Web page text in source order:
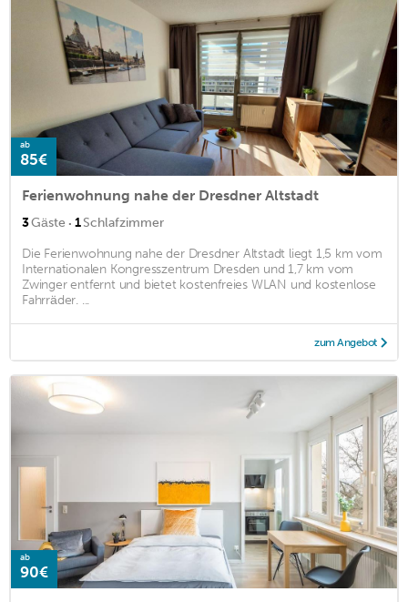
ab
85€
Ferienwohnung nahe der Dresdner Altstadt
3Gäste · 1Schlafzimmer
Die Ferienwohnung nahe der Dresdner Altstadt liegt 1,5 km vom
Internationalen Kongresszentrum Dresden und 1,7 km vom
Zwinger entfernt und bietet kostenfreies WLAN und kostenlose
Fahrräder. ...
zum Angebot
ab
90€